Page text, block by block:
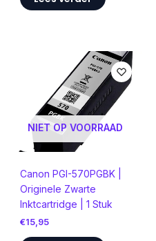
NIET OP VOORRAAD
Canon PGI-570PGBK |
Originele Zwarte
Inktcartridge | 1 Stuk
€15,95